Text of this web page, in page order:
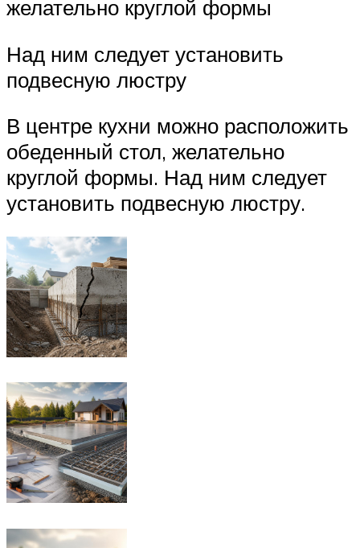
желательно круглой формы
Над ним следует установить
подвесную люстру
В центре кухни можно расположить
обеденный стол, желательно
круглой формы. Над ним следует
установить подвесную люстру.